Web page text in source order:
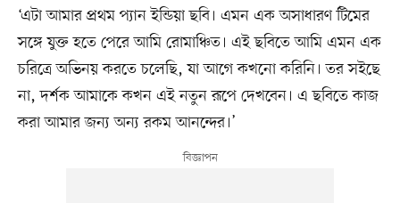
‘এটা আমার প্রথম প্যান ইন্ডিয়া ছবি। এমন এক অসাধারণ টিমের
সঙ্গে যুক্ত হতে পেরে আমি রোমাঞ্চিত। এই ছবিতে আমি এমন এক
চরিত্রে অভিনয় করতে চলেছি, যা আগে কখনো করিনি। তর সইছে
না, দর্শক আমাকে কখন এই নতুন রূপে দেখবেন। এ ছবিতে কাজ
করা আমার জন্য অন্য রকম আনন্দের।’